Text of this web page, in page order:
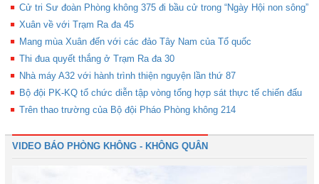
Cử tri Sư đoàn Phòng không 375 đi bầu cử trong “Ngày Hội non sông”
Xuân về với Trạm Ra đa 45
Mang mùa Xuân đến với các đảo Tây Nam của Tổ quốc
Thi đua quyết thắng ở Trạm Ra đa 30
Nhà máy A32 với hành trình thiện nguyện lần thứ 87
Bộ đội PK-KQ tổ chức diễn tập vòng tổng hợp sát thực tế chiến đấu
Trên thao trường của Bộ đội Pháo Phòng không 214
VIDEO BÁO PHÒNG KHÔNG - KHÔNG QUÂN